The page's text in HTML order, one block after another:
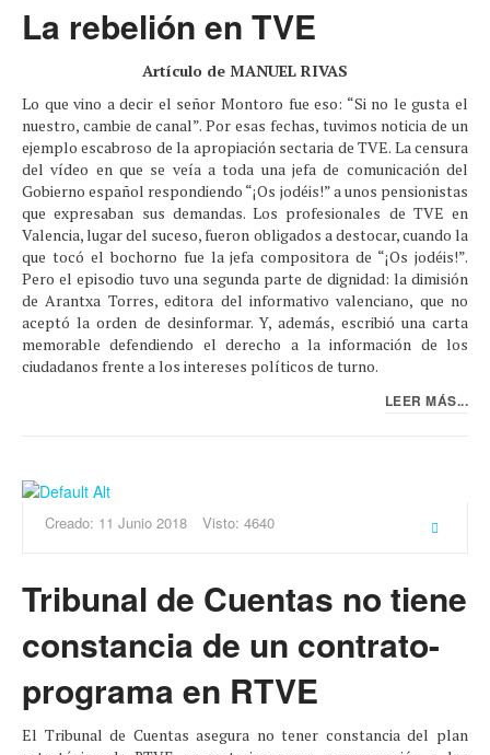
La rebelión en TVE
Artículo de MANUEL RIVAS
Lo que vino a decir el señor Montoro fue eso: “Si no le gusta el
nuestro, cambie de canal”. Por esas fechas, tuvimos noticia de un
ejemplo escabroso de la apropiación sectaria de TVE. La censura
del vídeo en que se veía a toda una jefa de comunicación del
Gobierno español respondiendo “¡Os jodéis!” a unos pensionistas
que expresaban sus demandas. Los profesionales de TVE en
Valencia, lugar del suceso, fueron obligados a destocar, cuando la
que tocó el bochorno fue la jefa compositora de “¡Os jodéis!”.
Pero el episodio tuvo una segunda parte de dignidad: la dimisión
de Arantxa Torres, editora del informativo valenciano, que no
aceptó la orden de desinformar. Y, además, escribió una carta
memorable defendiendo el derecho a la información de los
ciudadanos frente a los intereses políticos de turno.
LEER MÁS...
Creado: 11 Junio 2018 Visto: 4640
Tribunal de Cuentas no tiene
constancia de un contrato-
programa en RTVE
El Tribunal de Cuentas asegura no tener constancia del plan